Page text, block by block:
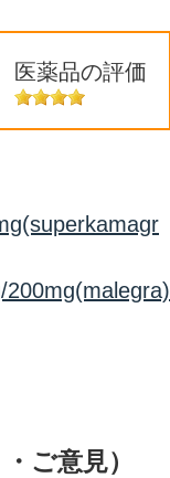
医薬品の評価
ご意見）